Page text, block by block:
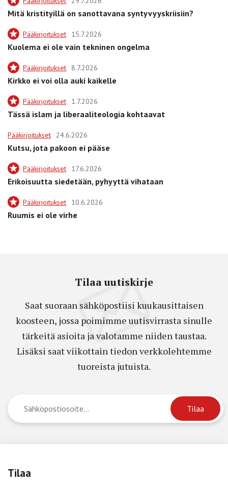
Mitä kristityillä on sanottavana syntyvyyskriisiin?
Pääkirjoitukset 15.7.2026
Kuolema ei ole vain tekninen ongelma
Pääkirjoitukset 8.7.2026
Kirkko ei voi olla auki kaikelle
Pääkirjoitukset 1.7.2026
Tässä islam ja liberaaliteologia kohtaavat
Pääkirjoitukset 24.6.2026
Kutsu, jota pakoon ei pääse
Pääkirjoitukset 17.6.2026
Erikoisuutta siedetään, pyhyyttä vihataan
Pääkirjoitukset 10.6.2026
Ruumis ei ole virhe
Tilaa uutiskirje
Saat suoraan sähköpostiisi kuukausittaisen
koosteen, jossa poimimme uutisvirrasta sinulle
tärkeitä asioita ja valotamme niiden taustaa.
Lisäksi saat viikottain tiedon verkkolehtemme
tuoreista jutuista.
Tilaa